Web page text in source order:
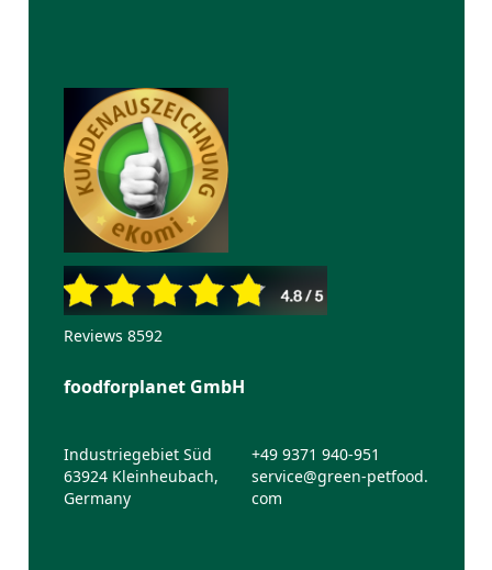
foodforplanet GmbH
Industriegebiet Süd
+49 9371 940-951
63924 Kleinheubach,
Germany
service@green-petfood.
com
Reviews 8592